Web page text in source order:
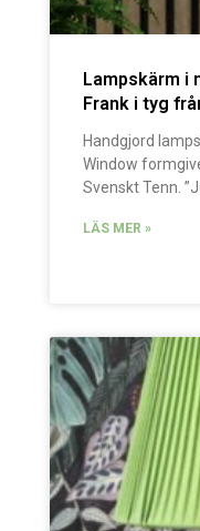
Lampskärm i
Frank i tyg
Handgjord
Window
Svenskt Tenn.
LÄS MER »